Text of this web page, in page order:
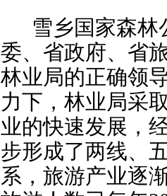
雪乡国家森林
委、省政府、省
林业局的正确领
力下，林业局采
业的快速发展，
步形成了两线、
系，旅游产业逐